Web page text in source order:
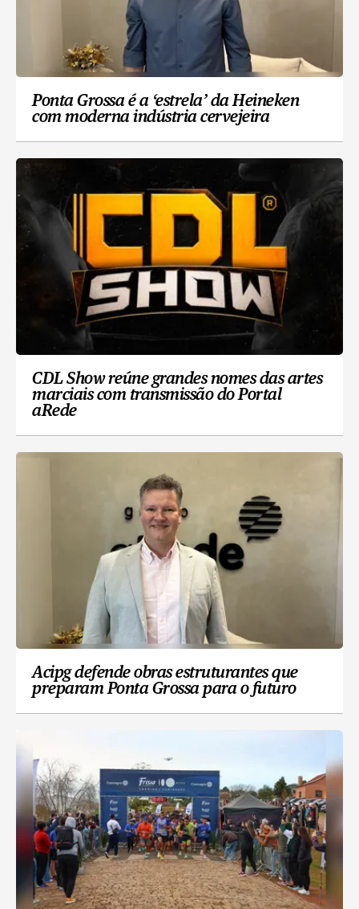
Ponta Grossa é a ‘estrela’ da Heineken
com moderna indústria cervejeira
CDL Show reúne grandes nomes das artes
marciais com transmissão do Portal
aRede
Acipg defende obras estruturantes que
preparam Ponta Grossa para o futuro